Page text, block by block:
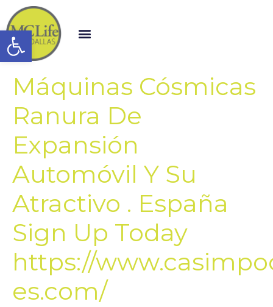
Open toolbar
Máquinas Cósmicas
Ranura De
Expansión
Automóvil Y Su
Atractivo . España
Sign Up Today
https://
es.com/